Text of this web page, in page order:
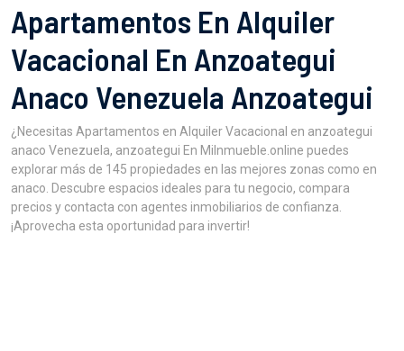
Apartamentos En Alquiler
Vacacional En Anzoategui
Anaco Venezuela Anzoategui
¿Necesitas Apartamentos en Alquiler Vacacional en anzoategui
anaco Venezuela, anzoategui En MiInmueble.online puedes
explorar más de 145 propiedades en las mejores zonas como en
anaco. Descubre espacios ideales para tu negocio, compara
precios y contacta con agentes inmobiliarios de confianza.
¡Aprovecha esta oportunidad para invertir!